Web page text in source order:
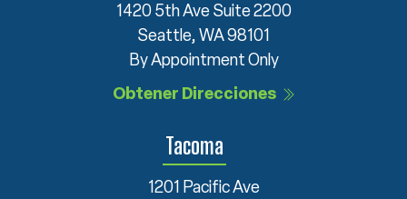
1420 5th Ave Suite 2200
Seattle, WA 98101
By Appointment Only
Obtener Direcciones
Tacoma
1201 Pacific Ave